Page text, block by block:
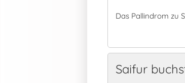
Das Pallindrom zu
Saifur